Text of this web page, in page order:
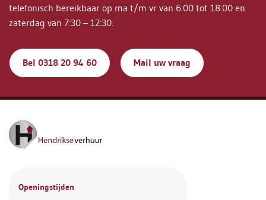
telefonisch bereikbaar op ma t/m vr van 6:00 tot 18:00 en
zaterdag van 7:30 – 12:30.
Bel 0318 20 94 60 Mail uw vraag
Openingstijden